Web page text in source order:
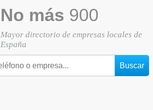
No más 900
Mayor directorio de empresas locales de
España